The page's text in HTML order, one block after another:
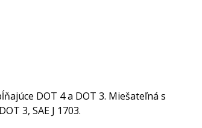
DOT 4 a DOT 3. Miešateľná s
3, SAE J 1703.